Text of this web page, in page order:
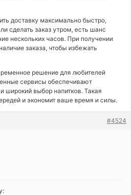
доставку максимально быстро,
сделать заказ утром, есть шанс
нескольких часов. При получении
заказа, чтобы избежать
решение для любителей
сервисы обеспечивают
широкий выбор напитков. Такая
и экономит ваше время и силы.
#4524